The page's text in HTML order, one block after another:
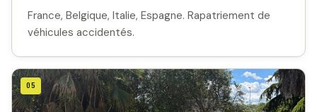
France, Belgique, Italie, Espagne. Rapatriement de
véhicules accidentés.
05